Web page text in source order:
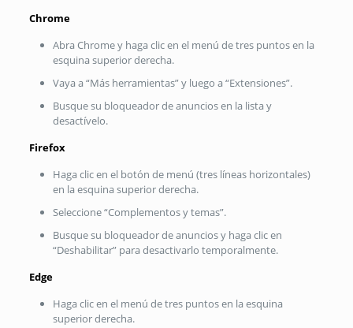
Chrome
Abra Chrome y haga clic en el menú de tres puntos en la
esquina superior derecha.
Vaya a “Más herramientas” y luego a “Extensiones”.
Busque su bloqueador de anuncios en la lista y
desactívelo.
Firefox
Haga clic en el botón de menú (tres líneas horizontales)
en la esquina superior derecha.
Seleccione “Complementos y temas”.
Busque su bloqueador de anuncios y haga clic en
“Deshabilitar” para desactivarlo temporalmente.
Edge
Haga clic en el menú de tres puntos en la esquina
superior derecha.